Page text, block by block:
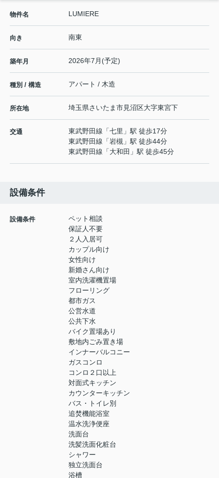
物件名 LUMIERE
向き 南東
築年月 2026年7月(予定)
種別 / 構造 アパート / 木造
所在地 埼玉県さいたま市見沼区大字東宮下
交通 東武野田線 「七里 」駅 徒歩17分
東武野田線 「岩槻 」駅 徒歩44分
東武野田線 「大和田 」駅 徒歩45分
設備条件
設備条件
ペット相談
保証人不要
２人入居可
カップル向け
女性向け
新婚さん向け
室内洗濯機置場
フローリング
都市ガス
公営水道
公共下水
バイク置場あり
敷地内ごみ置き場
インナーバルコニー
ガスコンロ
コンロ２口以上
対面式キッチン
カウンターキッチン
バス・トイレ別
追焚機能浴室
温水洗浄便座
洗面台
洗髪洗面化粧台
シャワー
独立洗面台
浴槽